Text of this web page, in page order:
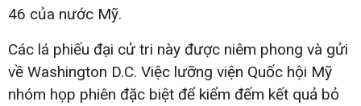
46 của nước Mỹ.
Các lá phiếu đại cử tri này được niêm phong và gửi
về Washington D.C. Việc lưỡng viện Quốc hội Mỹ
nhóm họp phiên đặc biệt để kiểm đếm kết quả bỏ